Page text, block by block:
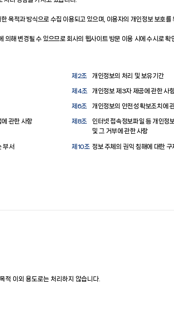
목적과 방식으로 수집 이용되고 있으며, 이용자의 개인정보 보호를
해 변경될 수 있으므로 회사의 웹사이트 방문 이용 시에 수시로 확
제2조 개인정보의 처리 및 보유기간
제4조 개인정보 제3자 제공에 관한 사
제6조 개인정보의 안전성 확보조치에
관한 사항 제8조
인터넷 접속정보파일 등 개인정
및 그 거부에 관한 사항
부서 제10조 정보 주체의 권익 침해에 대한 구
적 이외 용도로는 처리하지 않습니다.